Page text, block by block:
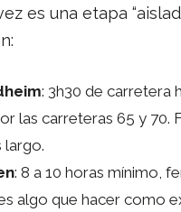
es una etapa
: 3h30 de carretera
las carreteras 65 y 70.
largo.
: 8 a 10 horas mínimo,
algo que hacer como